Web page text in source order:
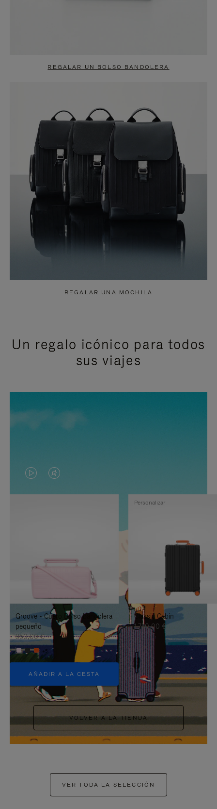
REGALAR UN BOLSO BANDOLERA
REGALAR UNA MOCHILA
Un regalo icónico para todos
sus viajes
EL
VÍDEO
PULSE
PAUSARLO.
EL
SONIDO
DESACTIVADO:
PULSE
PARA
ACTIVARLO.
Groove - Cuero Bolso bandolera
pequeño
950,00 €
+5
AÑADIR A LA CESTA
Classic Cabin
1.740,00 €
Personalizar
VOLVER A LA TIENDA
VER TODA LA SELECCIÓN